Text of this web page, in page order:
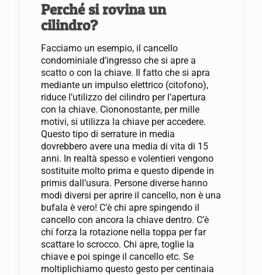
Perché si rovina un
cilindro?
Facciamo un esempio, il cancello
condominiale d’ingresso che si apre a
scatto o con la chiave. Il fatto che si apra
mediante un impulso elettrico (citofono),
riduce l’utilizzo del cilindro per l’apertura
con la chiave. Ciononostante, per mille
motivi, si utilizza la chiave per accedere.
Questo tipo di serrature in media
dovrebbero avere una media di vita di 15
anni. In realtà spesso e volentieri vengono
sostituite molto prima e questo dipende in
primis dall’usura. Persone diverse hanno
modi diversi per aprire il cancello, non è una
bufala è vero! C’è chi apre spingendo il
cancello con ancora la chiave dentro. C’è
chi forza la rotazione nella toppa per far
scattare lo scrocco. Chi apre, toglie la
chiave e poi spinge il cancello etc. Se
moltiplichiamo questo gesto per centinaia